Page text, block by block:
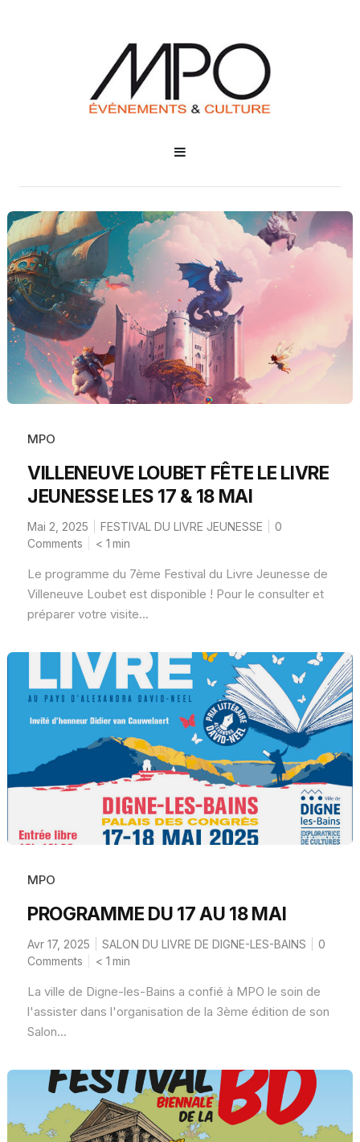
MPO
VILLENEUVE LOUBET FÊTE LE LIVRE
JEUNESSE LES 17 & 18 MAI
Mai 2, 2025 FESTIVAL DU LIVRE JEUNESSE
0
Comments
< 1 min
Le programme du 7ème Festival du Livre Jeunesse de
Villeneuve Loubet est disponible ! Pour le consulter et
préparer votre visite...
MPO
PROGRAMME DU 17 AU 18 MAI
Avr 17, 2025 SALON DU LIVRE DE DIGNE-LES-BAINS
0
Comments
< 1 min
La ville de Digne-les-Bains a confié à MPO le soin de
l'assister dans l'organisation de la 3ème édition de son
Salon...